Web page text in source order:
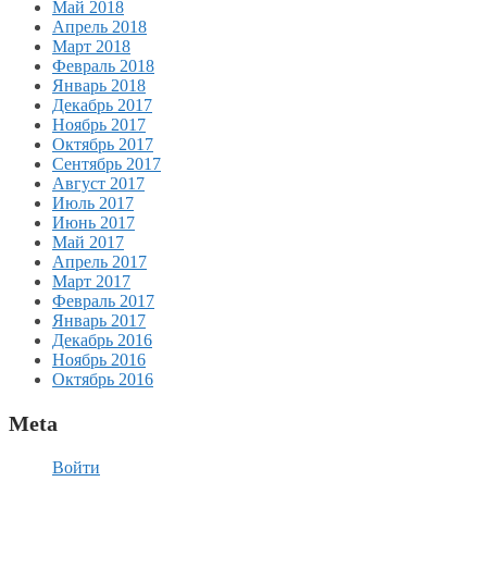
Май 2018
Апрель 2018
Март 2018
Февраль 2018
Январь 2018
Декабрь 2017
Ноябрь 2017
Октябрь 2017
Сентябрь 2017
Август 2017
Июль 2017
Июнь 2017
Май 2017
Апрель 2017
Март 2017
Февраль 2017
Январь 2017
Декабрь 2016
Ноябрь 2016
Октябрь 2016
Meta
Войти